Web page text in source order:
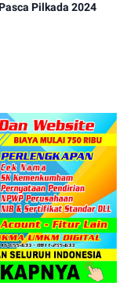
Pilkada 2024